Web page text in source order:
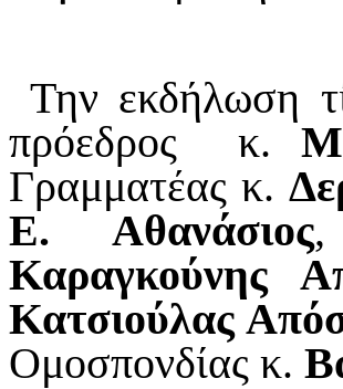
Την εκδήλωση
πρόεδρος κ.
Γραμματέας κ.
Ε. Αθανάσιος,
Καραγκούνης
Κατσιούλας
Ομοσπονδίας κ.